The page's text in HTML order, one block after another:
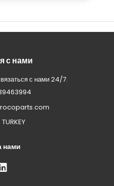
с нами
с нами 24/7.
нами